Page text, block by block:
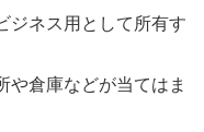
ジネス用として所有す
や倉庫などが当てはま